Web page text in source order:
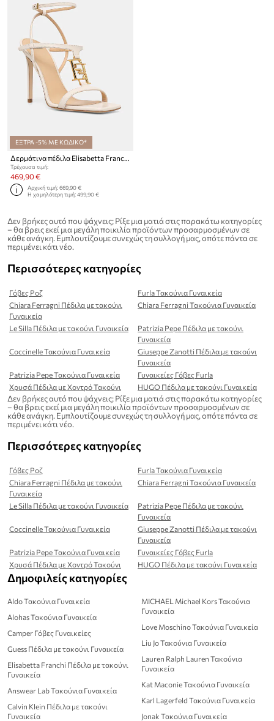
ΕΞΤΡΑ -5% ΜΕ ΚΩΔΙΚΟ*
Δερμάτινα πέδιλα Elisabetta Franchi
Τρέχουσα τιμή:
469,90 €
Αρχική τιμή:669,90 €
Η χαμηλότερη τιμή:499,90 €
Δεν βρήκες αυτό που ψάχνεις; Ρίξε μια ματιά στις παρακάτω κατηγορίες
– θα βρεις εκεί μια μεγάλη ποικιλία προϊόντων προσαρμοσμένων σε
κάθε ανάγκη. Εμπλουτίζουμε συνεχώς τη συλλογή μας, οπότε πάντα σε
περιμένει κάτι νέο.
Περισσότερες κατηγορίες
Γόβες Ροζ
Furla Τακούνια Γυναικεία
Chiara Ferragni Πέδιλα με τακούνι
Γυναικεία
Chiara Ferragni Τακούνια Γυναικεία
Le Silla Πέδιλα με τακούνι Γυναικεία
Patrizia Pepe Πέδιλα με τακούνι
Γυναικεία
Coccinelle Τακούνια Γυναικεία
Giuseppe Zanotti Πέδιλα με τακούνι
Γυναικεία
Patrizia Pepe Τακούνια Γυναικεία
Γυναικείες Γόβες Furla
Χρυσά Πέδιλα με Χοντρό Τακούνι
HUGO Πέδιλα με τακούνι Γυναικεία
Δεν βρήκες αυτό που ψάχνεις; Ρίξε μια ματιά στις παρακάτω κατηγορίες
– θα βρεις εκεί μια μεγάλη ποικιλία προϊόντων προσαρμοσμένων σε
κάθε ανάγκη. Εμπλουτίζουμε συνεχώς τη συλλογή μας, οπότε πάντα σε
περιμένει κάτι νέο.
Περισσότερες κατηγορίες
Γόβες Ροζ
Furla Τακούνια Γυναικεία
Chiara Ferragni Πέδιλα με τακούνι
Γυναικεία
Chiara Ferragni Τακούνια Γυναικεία
Le Silla Πέδιλα με τακούνι Γυναικεία
Patrizia Pepe Πέδιλα με τακούνι
Γυναικεία
Coccinelle Τακούνια Γυναικεία
Giuseppe Zanotti Πέδιλα με τακούνι
Γυναικεία
Patrizia Pepe Τακούνια Γυναικεία
Γυναικείες Γόβες Furla
Χρυσά Πέδιλα με Χοντρό Τακούνι
HUGO Πέδιλα με τακούνι Γυναικεία
Δημοφιλείς κατηγορίες
Aldo Τακούνια Γυναικεία
Alohas Τακούνια Γυναικεία
Camper Γόβες Γυναικείες
Guess Πέδιλα με τακούνι Γυναικεία
Elisabetta Franchi Πέδιλα με τακούνι
Γυναικεία
Answear Lab Τακούνια Γυναικεία
Calvin Klein Πέδιλα με τακούνι
Γυναικεία
MICHAEL Michael Kors Τακούνια
Γυναικεία
Love Moschino Τακούνια Γυναικεία
Liu Jo Τακούνια Γυναικεία
Lauren Ralph Lauren Τακούνια
Γυναικεία
Kat Maconie Τακούνια Γυναικεία
Karl Lagerfeld Τακούνια Γυναικεία
Jonak Τακούνια Γυναικεία